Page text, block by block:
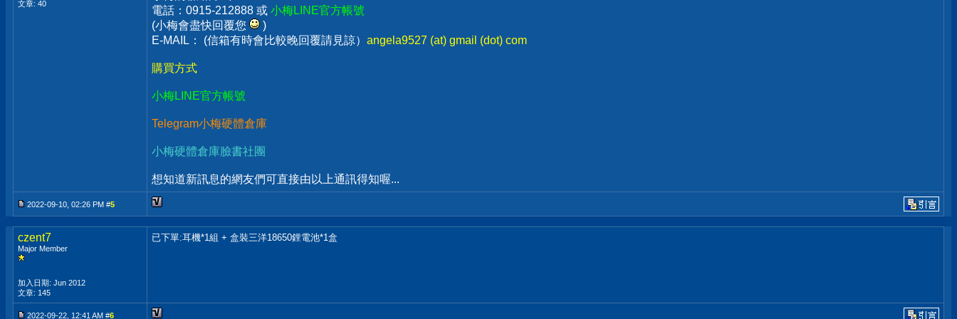
文章: 40
電話：0915-212888 或 小梅LINE官方帳號
(小梅會盡快回覆您
)
E-MAIL： (信箱有時會比較晚回覆請見諒） angela9527 (at) gmail (dot) com
購買方式
小梅LINE官方帳號
Telegram小梅硬體倉庫
小梅硬體倉庫臉書社團
想知道新訊息的網友們可直接由以上通訊得知喔...
2022-09-10, 02:26 PM #5
czent7
Major Member
加入日期: Jun 2012
文章: 145
已下單:耳機*1組 + 盒裝三洋18650鋰電池*1盒
2022-09-22, 12:41 AM #6